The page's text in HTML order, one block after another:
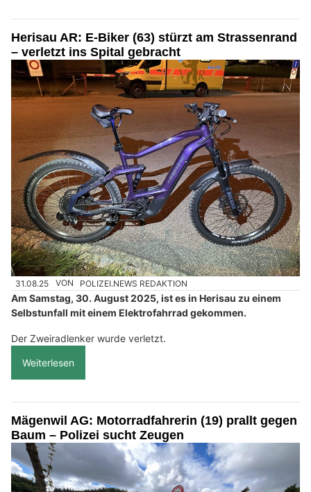
Herisau AR: E-Biker (63) stürzt am Strassenrand
– verletzt ins Spital gebracht
31.08.25 VON POLIZEI.NEWS REDAKTION
Am Samstag, 30. August 2025, ist es in Herisau zu einem
Selbstunfall mit einem Elektrofahrrad gekommen.
Der Zweiradlenker wurde verletzt.
Weiterlesen
Mägenwil AG: Motorradfahrerin (19) prallt gegen
Baum – Polizei sucht Zeugen